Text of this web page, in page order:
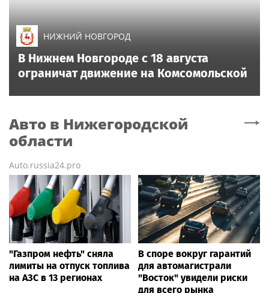
НИЖНИЙ НОВГОРОД
В Нижнем Новгороде с 18 августа
ограничат движение на Комсомольской
Авто в Нижегородской
области
Auto.russia24.pro
"Газпром нефть" сняла
лимиты на отпуск топлива
на АЗС в 13 регионах
В споре вокруг гарантий
для автомагистрали
"Восток" увидели риски
для всего рынка